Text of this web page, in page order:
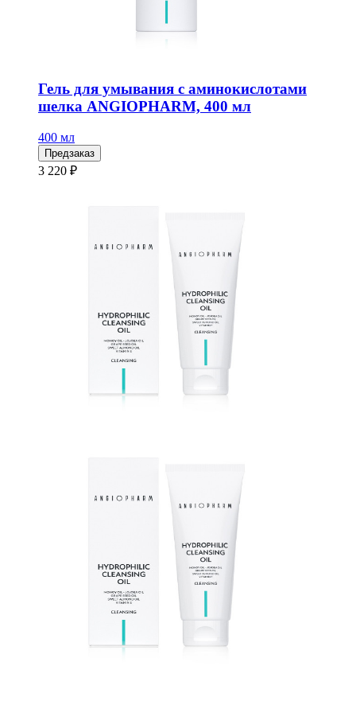
Гель для умывания с аминокислотами
шелка ANGIOPHARM, 400 мл
400 мл
Предзаказ
3 220 ₽